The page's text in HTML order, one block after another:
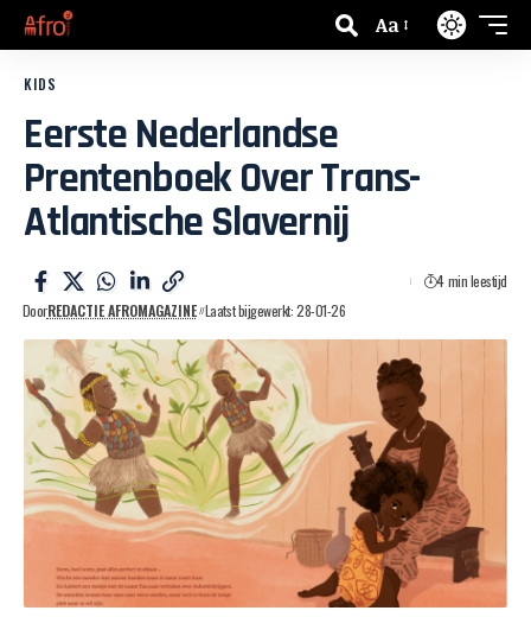
Aa
KIDS
Eerste Nederlandse
Prentenboek Over Trans-
Atlantische Slavernij
DoorREDACTIE AFROMAGAZINE Laatst bijgewerkt: 28-01-26
4 min leestijd